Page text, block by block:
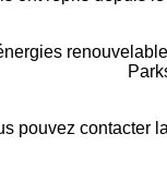
pouvez contacter